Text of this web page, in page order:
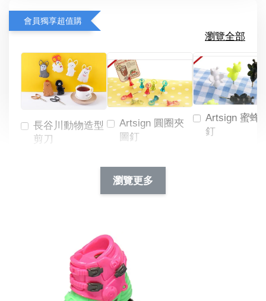
會員獨享超值購
瀏覽全部
長谷川動物造型
剪刀
Artsign 圓圈夾
圖釘
NT$ 19.00
NT$ 66.00
Artsign 蜜蜂
釘
瀏覽更多